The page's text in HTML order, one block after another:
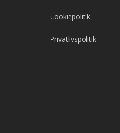
Cookiepolitik
Privatlivspolitik